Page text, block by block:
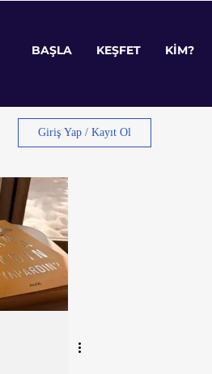
BAŞLA KEŞFET KİM?
Giriş Yap / Kayıt Ol
BAŞLA KEŞFET KİM?